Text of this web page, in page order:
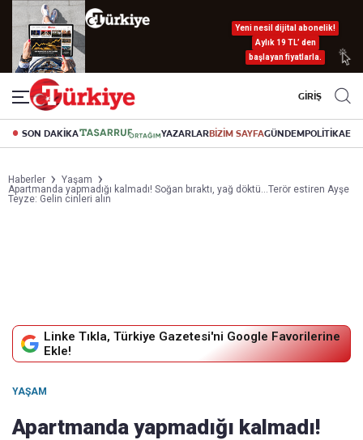
Yeni nesil dijital abonelik!
Aylık 19 TL’ den
başlayan fiyatlarla.
GİRİŞ
SON DAKİKA YAZARLARBİZİM SAYFAGÜNDEMPOLİTİKA
Haberler
Yaşam
Apartmanda yapmadığı kalmadı! Soğan bıraktı, yağ döktü...Terör estiren Ayşe
Teyze: Gelin cinleri alın
Linke Tıkla, Türkiye Gazetesi'ni Google Favorilerine
Ekle!
YAŞAM
Apartmanda yapmadığı kalmadı!